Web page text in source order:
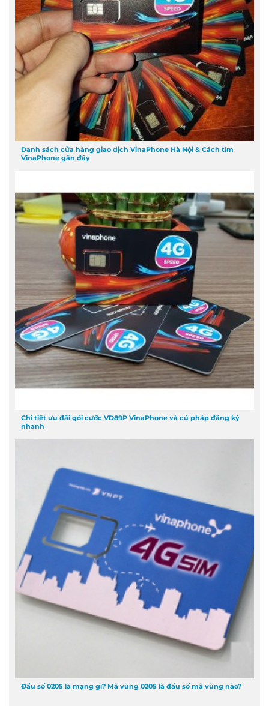
Danh sách cửa hàng giao dịch VinaPhone Hà Nội & Cách tìm
VinaPhone gần đây
Chi tiết ưu đãi gói cước VD89P VinaPhone và cú pháp đăng ký
nhanh
Đầu số 0205 là mạng gì? Mã vùng 0205 là đầu số mã vùng nào?